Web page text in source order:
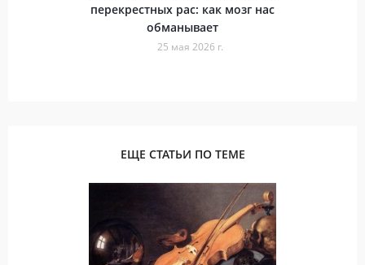
перекрестных рас: как мозг нас
обманывает
25 мая 2026 г.
ЕЩЕ СТАТЬИ ПО ТЕМЕ